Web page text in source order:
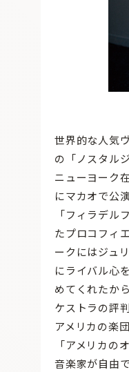
世界的な人気
の「ノスタル
ニューヨーク
にマカオで公
「フィラデル
たプロコフィ
ークにはジュ
にライバル心
めてくれたか
ケストラの評
アメリカの楽
「アメリカの
音楽家が自由